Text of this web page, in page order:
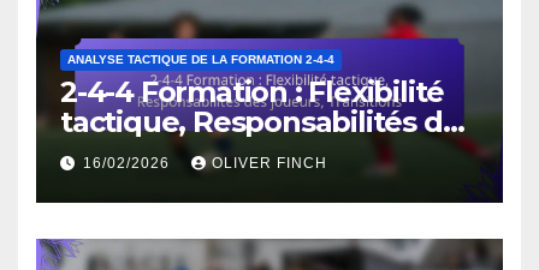
ANALYSE TACTIQUE DE LA FORMATION 2-4-4
2-4-4 Formation : Flexibilité
tactique, Responsabilités des
joueurs, Transitions
16/02/2026 OLIVER FINCH